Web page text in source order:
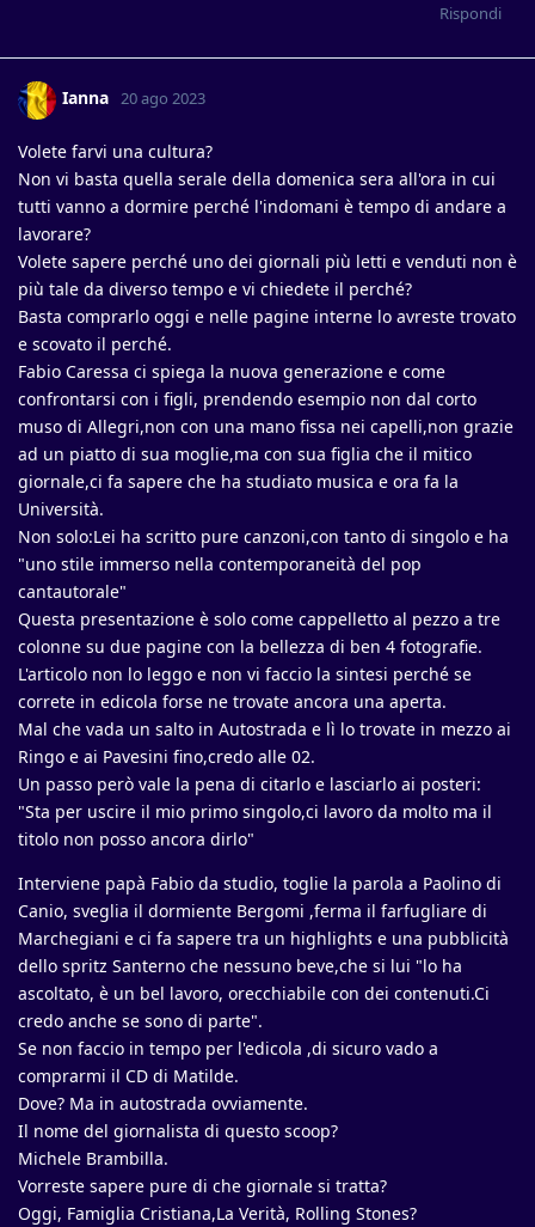
Rispondi
Ianna 20 ago 2023
Volete farvi una cultura?
Non vi basta quella serale della domenica sera all'ora in cui
tutti vanno a dormire perché l'indomani è tempo di andare a
lavorare?
Volete sapere perché uno dei giornali più letti e venduti non è
più tale da diverso tempo e vi chiedete il perché?
Basta comprarlo oggi e nelle pagine interne lo avreste trovato
e scovato il perché.
Fabio Caressa ci spiega la nuova generazione e come
confrontarsi con i figli, prendendo esempio non dal corto
muso di Allegri,non con una mano fissa nei capelli,non grazie
ad un piatto di sua moglie,ma con sua figlia che il mitico
giornale,ci fa sapere che ha studiato musica e ora fa la
Università.
Non solo:Lei ha scritto pure canzoni,con tanto di singolo e ha
"uno stile immerso nella contemporaneità del pop
cantautorale"
Questa presentazione è solo come cappelletto al pezzo a tre
colonne su due pagine con la bellezza di ben 4 fotografie.
L'articolo non lo leggo e non vi faccio la sintesi perché se
correte in edicola forse ne trovate ancora una aperta.
Mal che vada un salto in Autostrada e lì lo trovate in mezzo ai
Ringo e ai Pavesini fino,credo alle 02.
Un passo però vale la pena di citarlo e lasciarlo ai posteri:
"Sta per uscire il mio primo singolo,ci lavoro da molto ma il
titolo non posso ancora dirlo"
Interviene papà Fabio da studio, toglie la parola a Paolino di
Canio, sveglia il dormiente Bergomi ,ferma il farfugliare di
Marchegiani e ci fa sapere tra un highlights e una pubblicità
dello spritz Santerno che nessuno beve,che si lui "lo ha
ascoltato, è un bel lavoro, orecchiabile con dei contenuti.Ci
credo anche se sono di parte".
Se non faccio in tempo per l'edicola ,di sicuro vado a
comprarmi il CD di Matilde.
Dove? Ma in autostrada ovviamente.
Il nome del giornalista di questo scoop?
Michele Brambilla.
Vorreste sapere pure di che giornale si tratta?
Oggi, Famiglia Cristiana,La Verità, Rolling Stones?